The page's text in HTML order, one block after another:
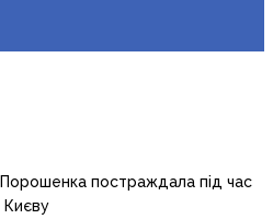
постраждала під час
Києву